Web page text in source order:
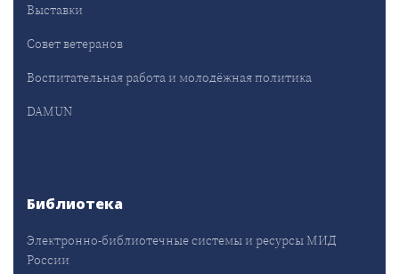
Выставки
Совет ветеранов
Воспитательная работа и молодёжная политика
DAMUN
Библиотека
Электронно-библиотечные системы и ресурсы МИД
России